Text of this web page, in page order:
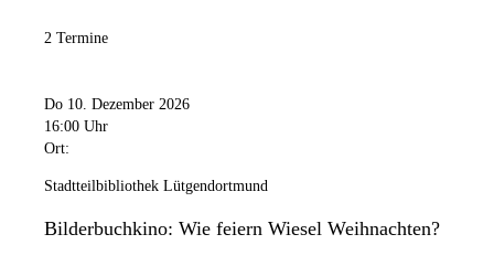
2 Termine
Do 10. Dezember 2026
16:00 Uhr
Ort:
Stadtteilbibliothek Lütgendortmund
Bilderbuchkino: Wie feiern Wiesel Weihnachten?